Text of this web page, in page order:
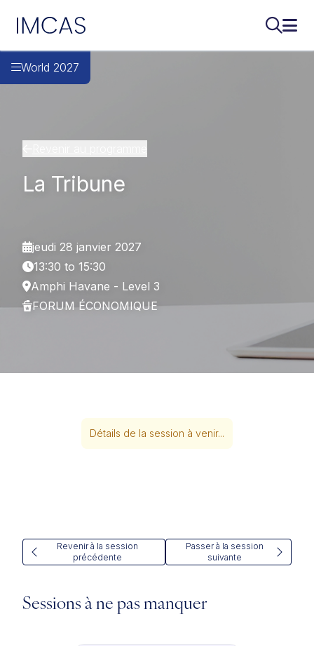
IMCAS
World 2027
La Tribune
jeudi 28 janvier 2027
13:30 to 15:30
Amphi Havane - Level 3
FORUM ÉCONOMIQUE
Détails de la session à venir...
Revenir à la session
précédente
Passer à la session
suivante
Sessions à ne pas manquer